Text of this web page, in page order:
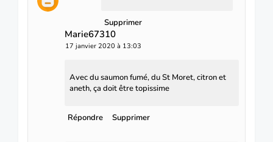
Supprimer
Marie67310
17 janvier 2020 à 13:03
Avec du saumon fumé, du St Moret, citron et
aneth, ça doit être topissime
Répondre Supprimer